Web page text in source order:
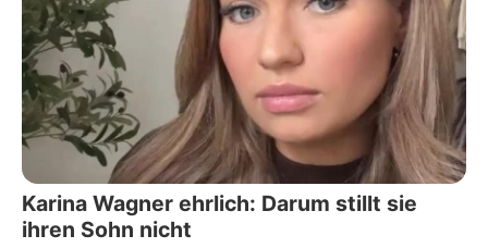
Karina Wagner ehrlich: Darum stillt sie
ihren Sohn nicht